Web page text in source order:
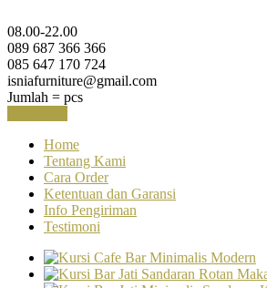
08.00-22.00
089 687 366 366
085 647 170 724
isniafurniture@gmail.com
Jumlah = pcs
Home
Tentang Kami
Cara Order
Ketentuan dan Garansi
Info Pengiriman
Testimoni